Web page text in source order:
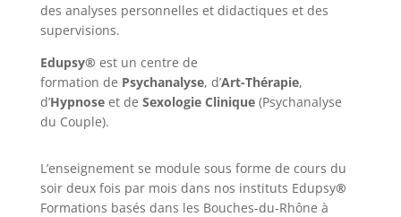
des analyses personnelles et didactiques et des
supervisions.
Edupsy® est un centre de
formation de Psychanalyse, d’Art-Thérapie,
d’Hypnoseet de Sexologie Clinique(Psychanalyse
du Couple).
L’enseignement se module sous forme de cours du
soir deux fois par mois dans nos instituts Edupsy®
Formations basés dans les Bouches-du-Rhône à